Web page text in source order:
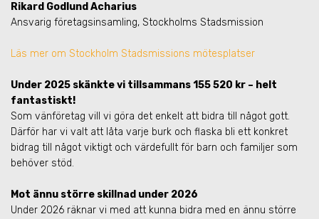
Rikard Godlund Acharius
Ansvarig företagsinsamling, Stockholms Stadsmission
Läs mer om Stockholm Stadsmissions mötesplatser
Under 2025 skänkte vi tillsammans 155 520 kr – helt
fantastiskt!
Som vänföretag vill vi göra det enkelt att bidra till något gott.
Därför har vi valt att låta varje burk och flaska bli ett konkret
bidrag till något viktigt och värdefullt för barn och familjer som
behöver stöd.
Mot ännu större skillnad under 2026
Under 2026 räknar vi med att kunna bidra med en ännu större